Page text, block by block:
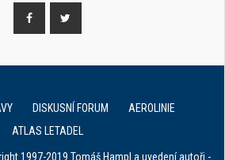
DISKUSNÍ FORUM
AEROLINIE
ATLAS LETADEL
1997-2019 Tomáš Hampl a uvedení autoři -